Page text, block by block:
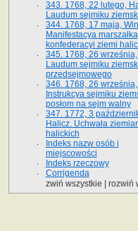
343. 1768, 22 lutego,
Laudum sejmiku
344. 1768, 17 maja,
Manifestacya marszałka
konfederacyi ziemi
345. 1768, 26
Laudum sejmiku
przedsejmowego
346. 1768, 26
Instrukcya sejmiku
posłom na sejm walny
347. 1772, 3
Halicz. Uchwała
halickich
Indeks nazw osób i
miejscowości
Indeks rzeczowy
Corrigenda
zwiń wszystkie
rozwiń